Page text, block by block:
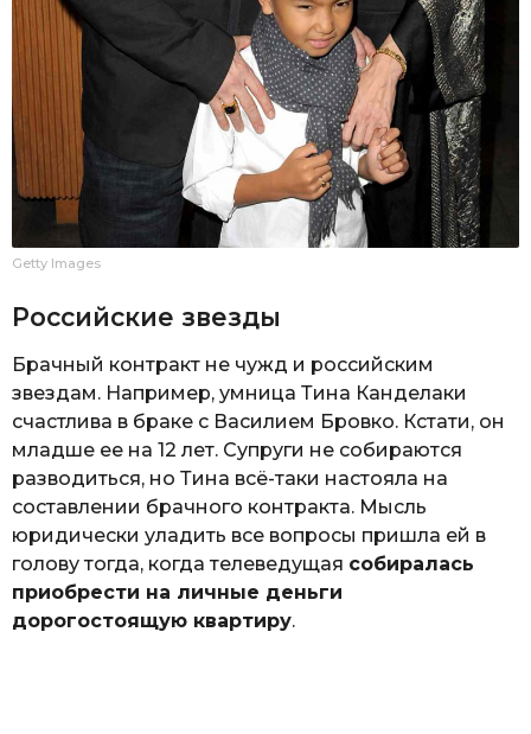
Getty Images
Российские звезды
Брачный контракт не чужд и российским
звездам. Например, умница Тина Канделаки
счастлива в браке с Василием Бровко. Кстати, он
младше ее на 12 лет. Супруги не собираются
разводиться, но Тина всё-таки настояла на
составлении брачного контракта. Мысль
юридически уладить все вопросы пришла ей в
голову тогда, когда телеведущая собиралась
приобрести на личные деньги
дорогостоящую квартиру.